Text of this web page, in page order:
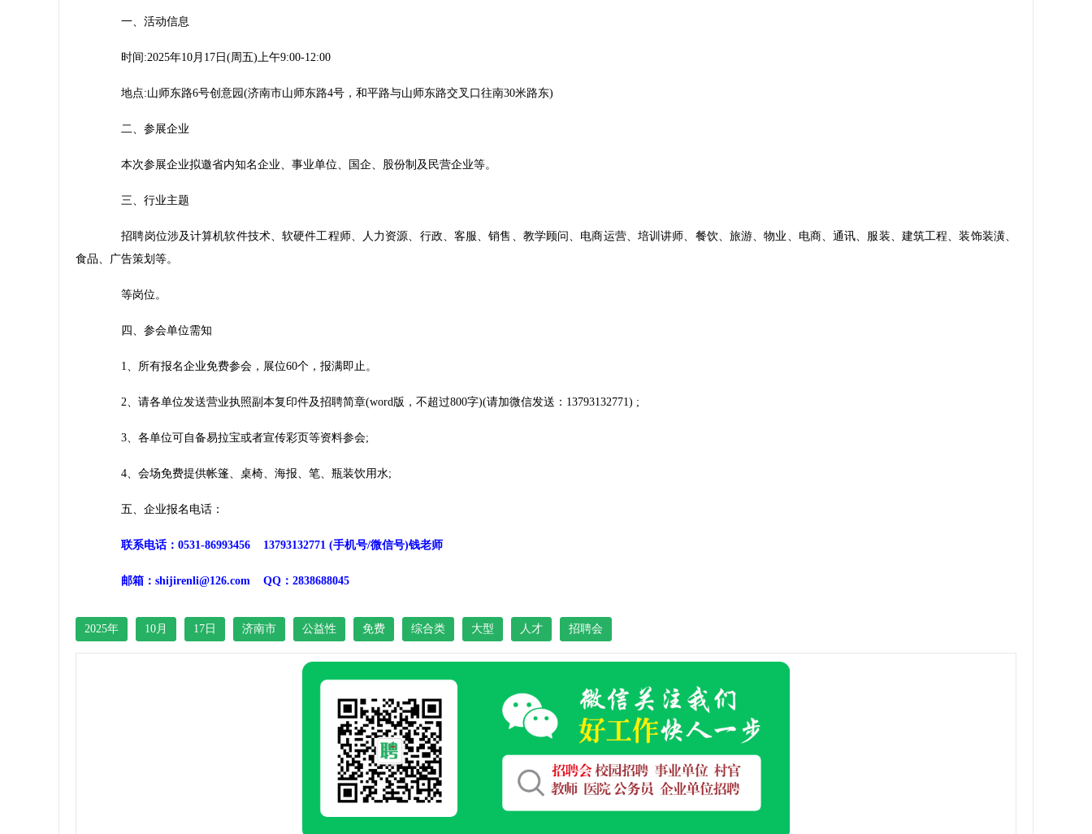
一、活动信息
时间:2025年10月17日(周五)上午9:00-12:00
地点:山师东路6号创意园(济南市山师东路4号，和平路与山师东路交叉口往南30米路东)
二、参展企业
本次参展企业拟邀省内知名企业、事业单位、国企、股份制及民营企业等。
三、行业主题
招聘岗位涉及计算机软件技术、软硬件工程师、人力资源、行政、客服、销售、教学顾问、电商运营、培训讲师、餐饮、旅游、物业、电商、通讯、服装、建筑工程、装饰装潢、
食品、广告策划等。
等岗位。
四、参会单位需知
1、所有报名企业免费参会，展位60个，报满即止。
2、请各单位发送营业执照副本复印件及招聘简章(word版，不超过800字)(请加微信发送：13793132771) ;
3、各单位可自备易拉宝或者宣传彩页等资料参会;
4、会场免费提供帐篷、桌椅、海报、笔、瓶装饮用水;
五、企业报名电话：
联系电话：0531-86993456 13793132771 (手机号/微信号)钱老师
邮箱：shijirenli@126.com QQ：2838688045
2025年 10月 17日 济南市 公益性 免费 综合类 大型 人才 招聘会